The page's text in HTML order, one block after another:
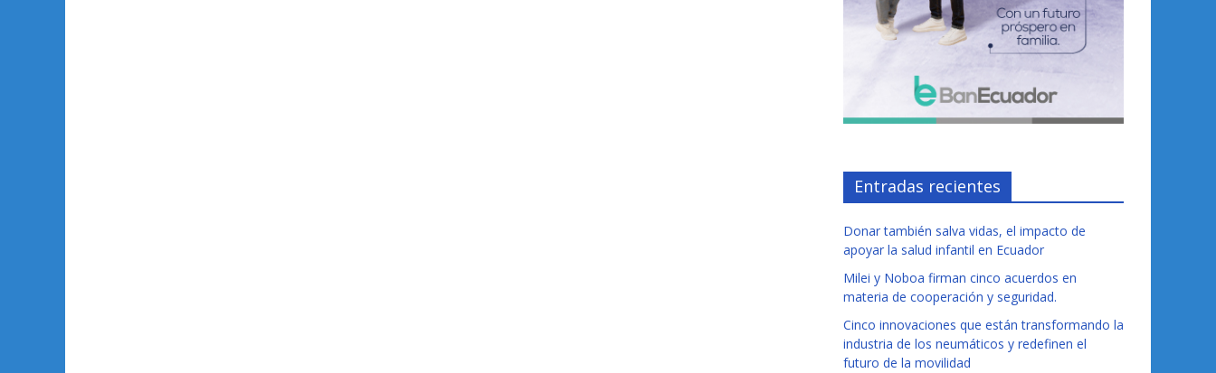
Entradas recientes
Donar también salva vidas, el impacto de
apoyar la salud infantil en Ecuador
Milei y Noboa firman cinco acuerdos en
materia de cooperación y seguridad.
Cinco innovaciones que están transformando la
industria de los neumáticos y redefinen el
futuro de la movilidad